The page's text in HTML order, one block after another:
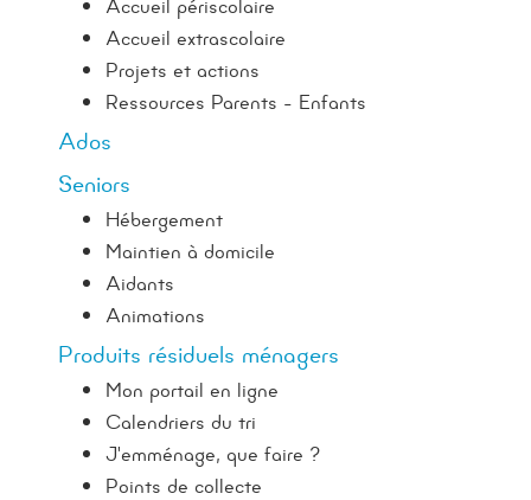
Accueil périscolaire
Accueil extrascolaire
Projets et actions
Ressources Parents - Enfants
Ados
Seniors
Hébergement
Maintien à domicile
Aidants
Animations
Produits résiduels ménagers
Mon portail en ligne
Calendriers du tri
J'emménage, que faire ?
Points de collecte